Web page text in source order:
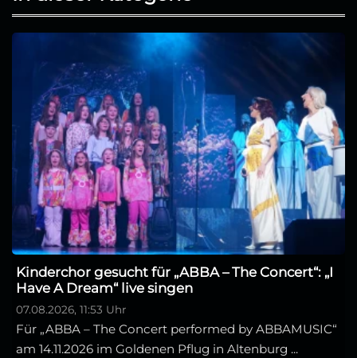
Kinderchor gesucht für „ABBA – The Concert“: „I
Have A Dream“ live singen
07.08.2026, 11:53 Uhr
Für „ABBA – The Concert performed by ABBAMUSIC“
am 14.11.2026 im Goldenen Pflug in Altenburg ...